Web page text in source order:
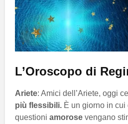
L’Oroscopo di
Ariete: Amici dell’Ariete, oggi
più flessibili. È un giorno in
questioni amorose vengano